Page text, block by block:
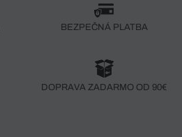
BEZPEČNÁ PLATBA
DOPRAVA ZADARMO OD 90€